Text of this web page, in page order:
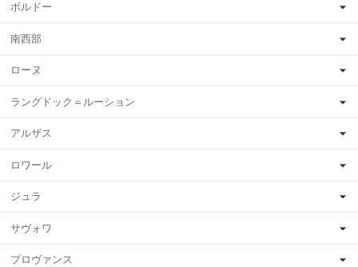
ボルドー
南西部
ローヌ
ラングドック＝ルーション
アルザス
ロワール
ジュラ
サヴォワ
プロヴァンス